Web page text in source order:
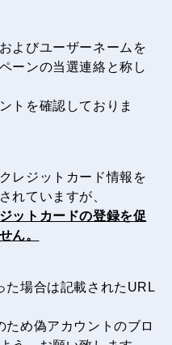
よびユーザーネームを
ーンの当選連絡と称し
トを確認しておりま
レジットカード情報を
れていますが、
ットカードの登録を促
ん。
た場合は記載されたURL
ため偽アカウントのブロ